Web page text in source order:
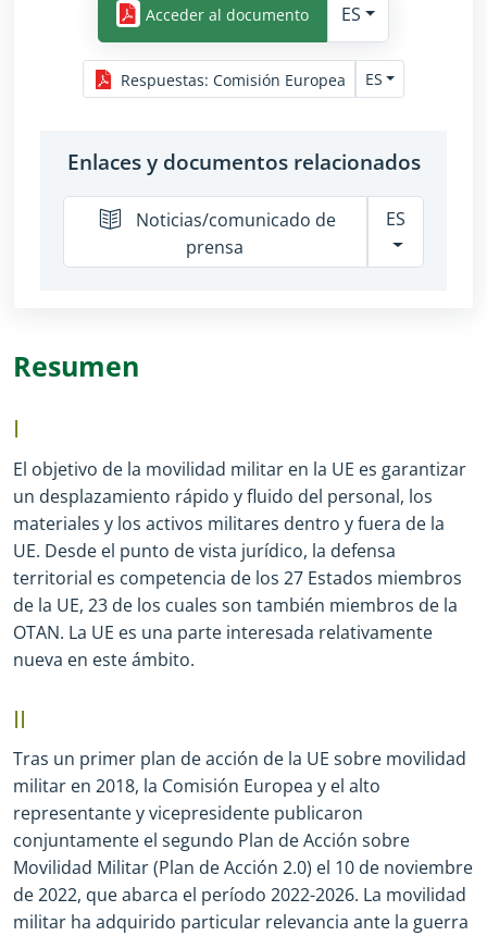
Acceder al documento ES
Respuestas: Comisión Europea ES
Enlaces y documentos relacionados
Noticias/comunicado de
prensa
ES
Resumen
I
El objetivo de la movilidad militar en la UE es garantizar
un desplazamiento rápido y fluido del personal, los
materiales y los activos militares dentro y fuera de la
UE. Desde el punto de vista jurídico, la defensa
territorial es competencia de los 27 Estados miembros
de la UE, 23 de los cuales son también miembros de la
OTAN. La UE es una parte interesada relativamente
nueva en este ámbito.
II
Tras un primer plan de acción de la UE sobre movilidad
militar en 2018, la Comisión Europea y el alto
representante y vicepresidente publicaron
conjuntamente el segundo Plan de Acción sobre
Movilidad Militar (Plan de Acción 2.0) el 10 de noviembre
de 2022, que abarca el período 2022-2026. La movilidad
militar ha adquirido particular relevancia ante la guerra